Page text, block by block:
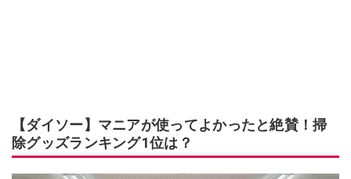
【ダイソー】マニアが使ってよかったと絶賛！掃
除グッズランキング1位は？